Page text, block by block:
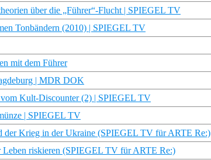
über die „Führer“-Flucht | SPIEGEL TV
Tonbändern (2010) | SPIEGEL TV
mit dem Führer
| MDR DOK
Kult-Discounter (2) | SPIEGEL TV
| SPIEGEL TV
der Krieg in der Ukraine (SPIEGEL TV für ARTE Re:)
Leben riskieren (SPIEGEL TV für ARTE Re:)